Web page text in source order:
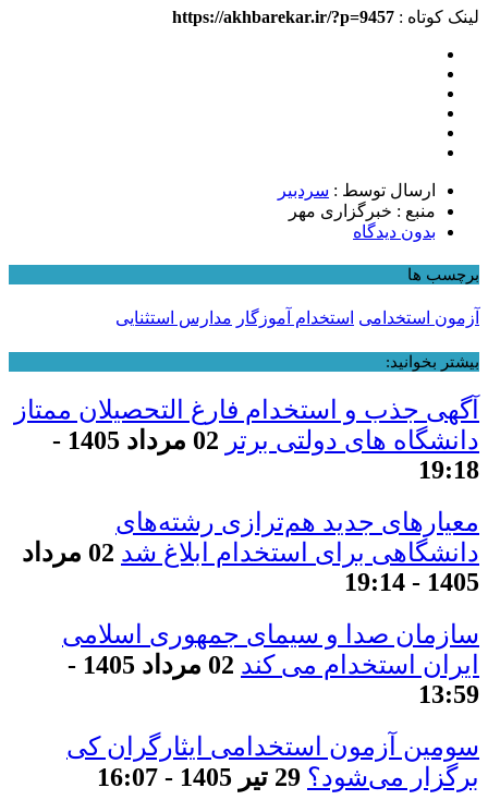
لینک کوتاه : https://akhbarekar.ir/?p=9457
ارسال توسط : سردبیر
منبع : خبرگزاری مهر
بدون دیدگاه
برچسب ها
آزمون استخدامی استخدام آموزگار مدارس استثنایی
بیشتر بخوانید:
آگهی جذب و استخدام فارغ التحصیلان ممتاز
دانشگاه های دولتی برتر
02 مرداد 1405 -
19:18
معیار‌های جدید هم‌ترازی رشته‌های
دانشگاهی برای استخدام ابلاغ شد
02 مرداد
1405 - 19:14
سازمان صدا و سیمای جمهوری اسلامی
ایران استخدام می کند
02 مرداد 1405 -
13:59
سومین آزمون استخدامی ایثارگران کی
برگزار می‌شود؟ 29 تیر 1405 - 16:07